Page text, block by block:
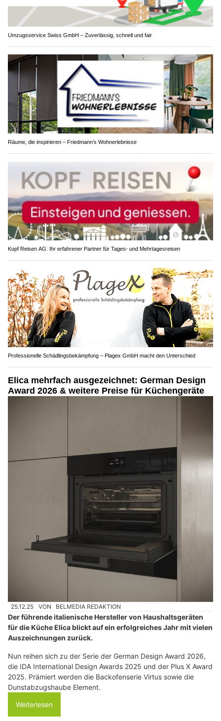
Umzugsservice Swiss GmbH – Zuverlässig, schnell und fair
Räume, die inspirieren – Friedmann’s Wohnerlebnisse
Kopf Reisen AG: Ihr erfahrener Partner für Tages- und Mehrtagesreisen
Professionelle Schädlingsbekämpfung – Plagex GmbH macht den Unterschied
Elica mehrfach ausgezeichnet: German Design
Award 2026 & weitere Preise für Küchengeräte
25.12.25 VON BELMEDIA REDAKTION
Der führende italienische Hersteller von Haushaltsgeräten
für die Küche Elica blickt auf ein erfolgreiches Jahr mit vielen
Auszeichnungen zurück.
Nun reihen sich zu der Serie der German Design Award 2026,
die IDA International Design Awards 2025 und der Plus X Award
2025. Prämiert werden die Backofenserie Virtus sowie die
Dunstabzugshaube Element.
Weiterlesen